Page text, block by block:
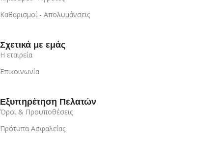
Καθαρισμοί - Απολυμάνσεις
Σχετικά με εμάς
Η εταιρεία
Επικοινωνία
Εξυπηρέτηση Πελατών
Όροι & Προυποθέσεις
Πρότυπα Ασφαλείας